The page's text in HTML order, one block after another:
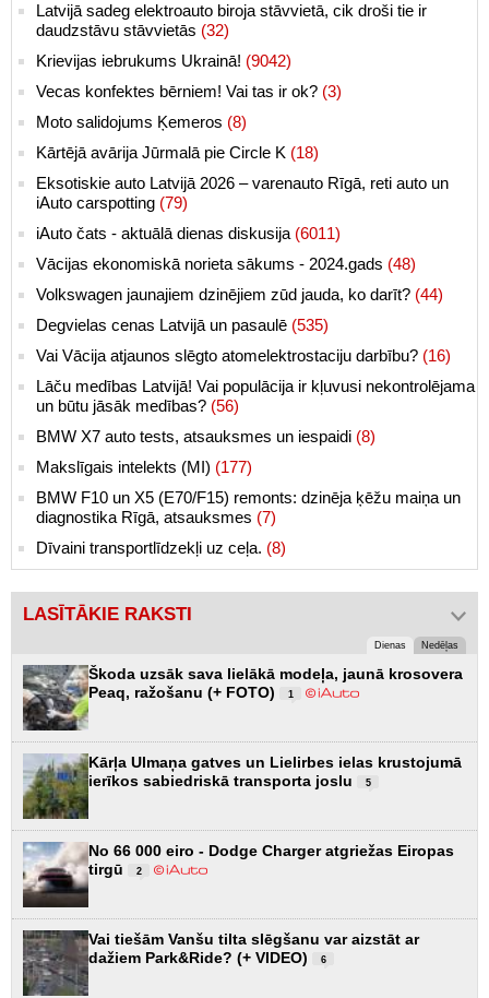
Latvijā sadeg elektroauto biroja stāvvietā, cik droši tie ir
daudzstāvu stāvvietās (32)
Krievijas iebrukums Ukrainā! (9042)
Vecas konfektes bērniem! Vai tas ir ok? (3)
Moto salidojums Ķemeros (8)
Kārtējā avārija Jūrmalā pie Circle K (18)
Eksotiskie auto Latvijā 2026 – varenauto Rīgā, reti auto un
iAuto carspotting (79)
iAuto čats - aktuālā dienas diskusija (6011)
Vācijas ekonomiskā norieta sākums - 2024.gads (48)
Volkswagen jaunajiem dzinējiem zūd jauda, ko darīt? (44)
Degvielas cenas Latvijā un pasaulē (535)
Vai Vācija atjaunos slēgto atomelektrostaciju darbību? (16)
Lāču medības Latvijā! Vai populācija ir kļuvusi nekontrolējama
un būtu jāsāk medības? (56)
BMW X7 auto tests, atsauksmes un iespaidi (8)
Makslīgais intelekts (MI) (177)
BMW F10 un X5 (E70/F15) remonts: dzinēja ķēžu maiņa un
diagnostika Rīgā, atsauksmes (7)
Dīvaini transportlīdzekļi uz ceļa. (8)
LASĪTĀKIE RAKSTI
Dienas Nedēļas
Škoda uzsāk sava lielākā modeļa, jaunā krosovera
Peaq, ražošanu (+ FOTO)
1
Kārļa Ulmaņa gatves un Lielirbes ielas krustojumā
ierīkos sabiedriskā transporta joslu
5
No 66 000 eiro - Dodge Charger atgriežas Eiropas
tirgū
2
Vai tiešām Vanšu tilta slēgšanu var aizstāt ar
dažiem Park&Ride? (+ VIDEO)
6